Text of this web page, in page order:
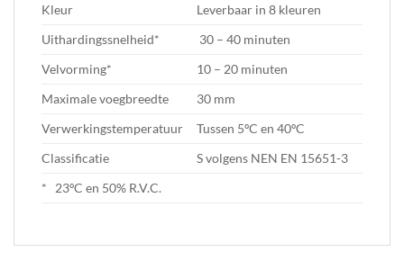
Kleur
Leverbaar in 8 kleuren
Uithardingssnelheid*
30 – 40 minuten
Velvorming*
10 – 20 minuten
Maximale voegbreedte
30 mm
Verwerkingstemperatuur
Tussen 5ºC en 40ºC
Classificatie
S volgens NEN EN 15651-3
* 23ºC en 50% R.V.C.